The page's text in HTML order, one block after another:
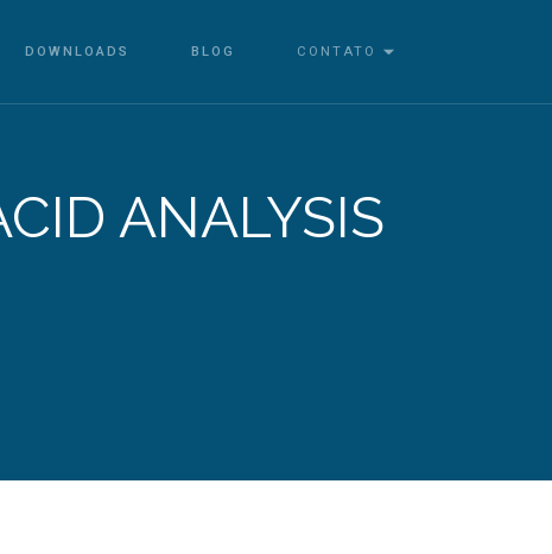
DOWNLOADS BLOG CONTATO
ANALYSIS